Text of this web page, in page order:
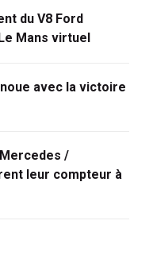
du V8 Ford
Mans virtuel
avec la victoire
/
leur compteur à